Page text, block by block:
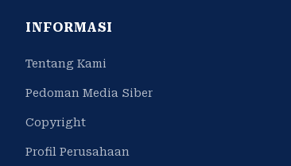
INFORMASI
Tentang Kami
Pedoman Media Siber
Copyright
Profil Perusahaan